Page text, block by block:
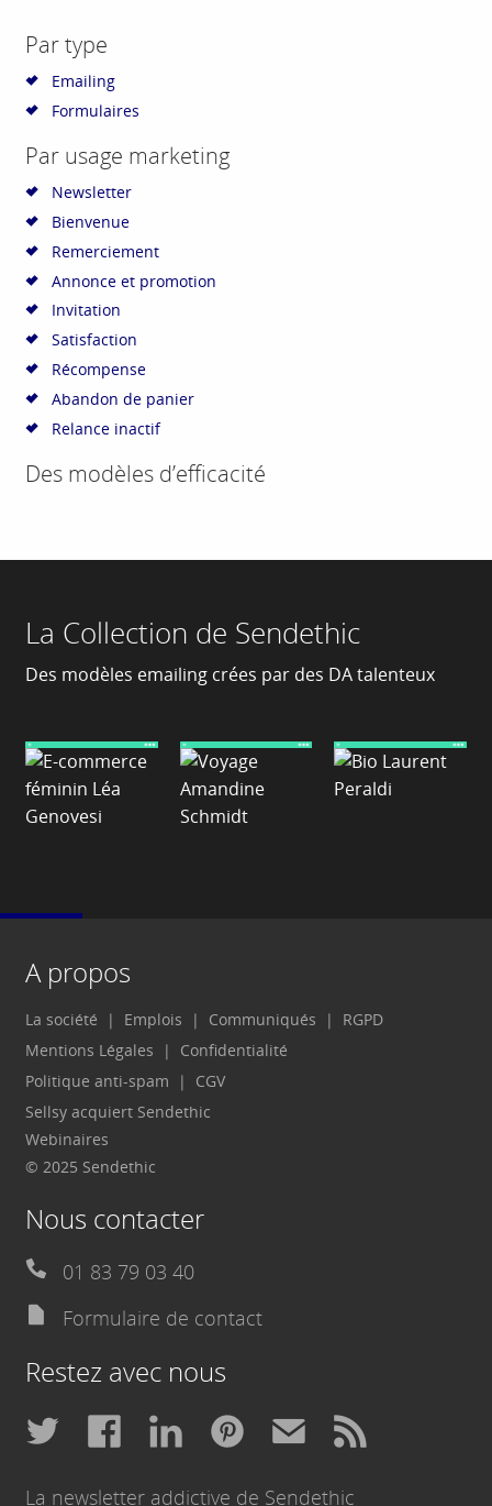
Par type
Emailing
Formulaires
Par usage marketing
Newsletter
Bienvenue
Remerciement
Annonce et promotion
Invitation
Satisfaction
Récompense
Abandon de panier
Relance inactif
Des modèles d’efficacité
La Collection de Sendethic
Des modèles emailing crées par des DA talenteux
A propos
La société Emplois Communiqués
RGPD
Mentions Légales
Confidentialité
Politique anti-spam
CGV
Sellsy acquiert Sendethic
Webinaires
© 2025 Sendethic
Nous contacter
01 83 79 03 40
Formulaire de contact
Restez avec nous
La newsletter addictive de Sendethic